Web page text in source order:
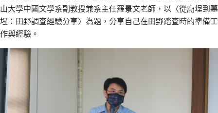
山大學中國文學系副教授兼系主任羅景文老師，以〈從廟埕到墓
埕：田野調查經驗分享〉為題，分享自己在田野踏查時的準備工
作與經驗。